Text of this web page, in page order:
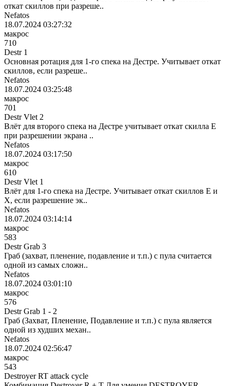
откат скиллов при разреше..
Nefatos
18.07.2024 03:27:32
макрос
710
Destr 1
Основная ротация для 1-го спека на Дестре. Учитывает откат
скиллов, если разреше..
Nefatos
18.07.2024 03:25:48
макрос
701
Destr Vlet 2
Влёт для второго спека на Дестре учитывает откат скилла E
при разрешении экрана ..
Nefatos
18.07.2024 03:17:50
макрос
610
Destr Vlet 1
Влёт для 1-го спека на Дестре. Учитывает откат скиллов E и
X, если разрешение эк..
Nefatos
18.07.2024 03:14:14
макрос
583
Destr Grab 3
Граб (захват, пленение, подавление и т.п.) с пула считается
одной из самых сложн..
Nefatos
18.07.2024 03:01:10
макрос
576
Destr Grab 1 - 2
Граб (Захват, Пленение, Подавление и т.п.) с пула является
одной из худших механ..
Nefatos
18.07.2024 02:56:47
макрос
543
Destroyer RT attack cycle